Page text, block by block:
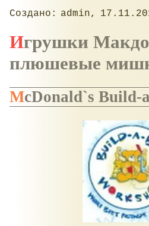
admin
Игрушки Макдоналдс:
плюшевые
McDonald`s Build-